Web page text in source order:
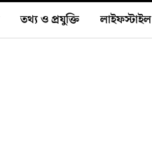
তথ‍্য ও প্রযুক্তি লাইফস্টাইল